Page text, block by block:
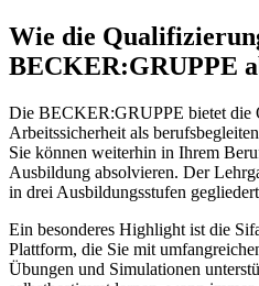
Wie die
BECKER:GRUPPE
Die BECKER:GRUPPE bietet die
Arbeitssicherheit als
Sie können weiterhin in Ihrem
Ausbildung absolvieren. Der
in drei Ausbildungsstufen
Ein besonderes Highlight ist die
Plattform, die Sie mit
Übungen und Simulationen